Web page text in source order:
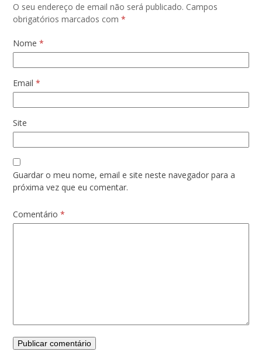
O seu endereço de email não será publicado. Campos
obrigatórios marcados com*
Nome*
Email*
Site
Guardar o meu nome, email e site neste navegador para a
próxima vez que eu comentar.
Comentário*